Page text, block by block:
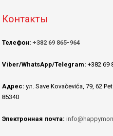
Контакты
Телефон: +382 69 865-964
Viber/WhatsApp/Telegram: +382 69
Адрес: ул. Save Kovačevića, 79, 62
85340
Электронная почта: